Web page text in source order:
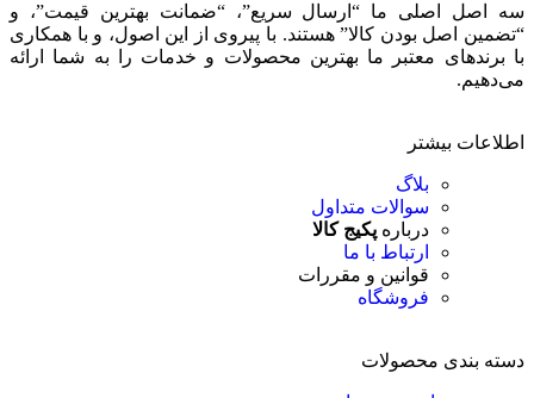
سه اصل اصلی ما “ارسال سریع”، “ضمانت بهترین قیمت”، و
“تضمین اصل بودن کالا” هستند. با پیروی از این اصول، و با همکاری
با برندهای معتبر ما بهترین محصولات و خدمات را به شما ارائه
می‌دهیم.
اطلاعات بیشتر
بلاگ
سوالات متداول
درباره پکیج کالا
ارتباط با ما
قوانین و مقررات
فروشگاه
دسته بندی محصولات